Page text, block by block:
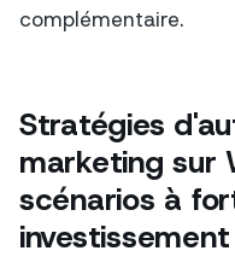
complémentaire.
Stratégies
marketing sur
scénarios à
investissement